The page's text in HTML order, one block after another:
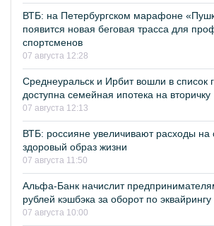
ВТБ: на Петербургском марафоне
появится новая беговая трасса для
спортсменов
07 августа 12:28
Среднеуральск и Ирбит вошли в список
доступна семейная ипотека на вторичку
07 августа 12:13
ВТБ: россияне увеличивают расходы на
здоровый образ жизни
07 августа 11:50
Альфа-Банк начислит
рублей кэшбэка за оборот по эквайрингу
07 августа 10:00